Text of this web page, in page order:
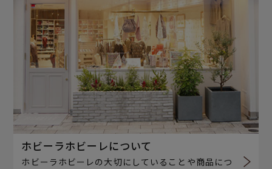
ホビーラホビーレについて
ホビーラホビーレの大切にしていることや商品につ